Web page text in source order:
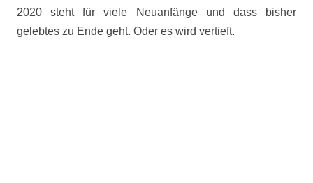
2020 steht für viele Neuanfänge und dass bisher
gelebtes zu Ende geht. Oder es wird vertieft.